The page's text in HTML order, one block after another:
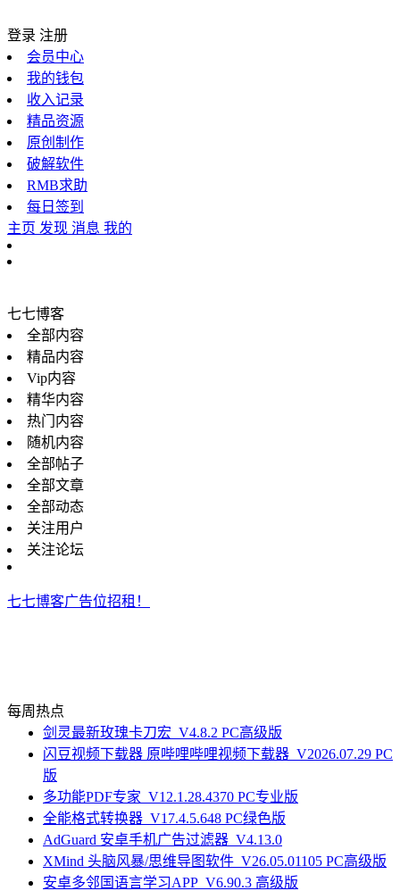
登录 注册
会员中心
我的钱包
收入记录
精品资源
原创制作
破解软件
RMB求助
每日签到
主页 发现 消息 我的
七七博客
全部内容
精品内容
Vip内容
精华内容
热门内容
随机内容
全部帖子
全部文章
全部动态
关注用户
关注论坛
七七博客广告位招租！
每周热点
剑灵最新玫瑰卡刀宏_V4.8.2 PC高级版
闪豆视频下载器 原哔哩哔哩视频下载器_V2026.07.29 PC
版
多功能PDF专家_V12.1.28.4370 PC专业版
全能格式转换器_V17.4.5.648 PC绿色版
AdGuard 安卓手机广告过滤器_V4.13.0
XMind 头脑风暴/思维导图软件_V26.05.01105 PC高级版
安卓多邻国语言学习APP_V6.90.3 高级版